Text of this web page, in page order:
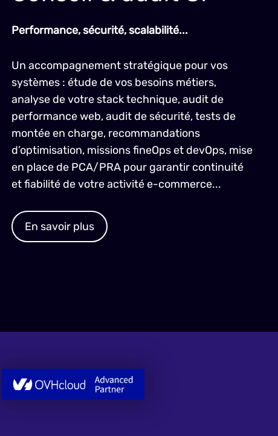
Performance, sécurité, scalabilité...
Un accompagnement stratégique pour vos
systèmes : étude de vos besoins métiers,
analyse de votre stack technique, audit de
performance web, audit de sécurité, tests de
montée en charge, recommandations
d’optimisation, missions fineOps et devOps, mise
en place de PCA/PRA pour garantir continuité
et fiabilité de votre activité e-commerce...
En savoir plus